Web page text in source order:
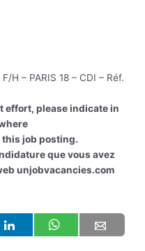
H – PARIS 18 – CDI – Réf.
effort, please indicate in
job posting.
que vous avez
unjobvacancies.com